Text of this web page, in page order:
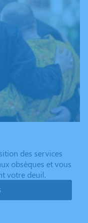
des services
obsèques et vous
votre deuil.